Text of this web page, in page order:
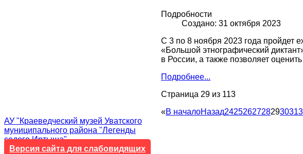
Подробности
Создано: 31 октября 2023
С 3 по 8 ноября 2023 года пройдет
«Большой этнографический
в России, а также позволяет
Подробнее...
Страница 29 из 113
«В началоНазад2425262728293031
АУ "Краеведческий музей Уватского
муниципального района "Легенды
седого Иртыша"
Версия сайта для слабовидящих